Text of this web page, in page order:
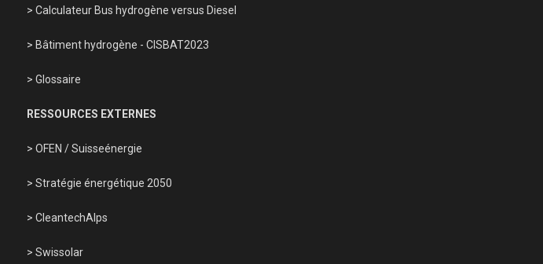
> Calculateur Bus hydrogène versus Diesel
> Bâtiment hydrogène - CISBAT2023
> Glossaire
RESSOURCES EXTERNES
> OFEN /Suisseénergie
> Stratégie énergétique 2050
> CleantechAlps
> Swissolar